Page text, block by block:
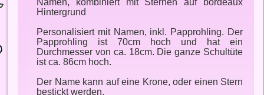
Hintergrund
Personalisiert mit Namen, inkl. Papprohling. Der
Papprohling ist 70cm hoch und hat ein
Durchmesser von ca. 18cm. Die ganze Schultüte
ist ca. 86cm hoch.
Der Name kann auf eine Krone, oder einen Stern
bestickt werden.